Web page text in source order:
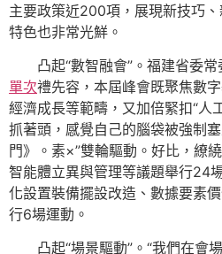
主要政策近200項，展現新技巧
特色也非常光鮮。
凸起“數智融會”。福建省委
單次禮先容，本屆峰會既聚焦數
經濟成長等範疇，又加倍緊扣“人
抓著頭，感覺自己的腦袋被強制
門》。素×”雙輪驅動。好比，繚
智能體立異與管理等議題舉行24
化設置裝備擺設改造、數據要素
行6場運動。
凸起“場景驅動”。“我們在會